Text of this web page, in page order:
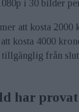
i 30 bilder
att kosta 2000
kosta 4000
från
har provat